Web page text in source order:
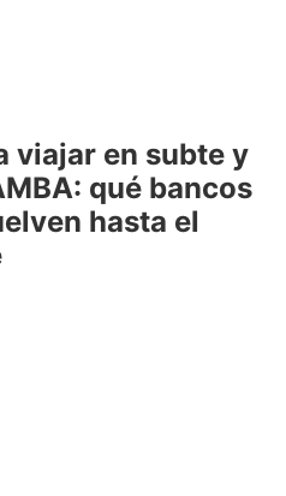
viajar en subte y
qué bancos
hasta el